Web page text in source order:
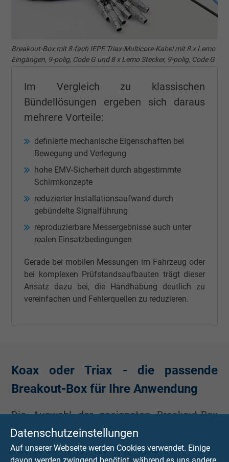
Datenschutzeinstellungen
Auf unserer Webseite werden Cookies verwendet. Einige
davon werden zwingend benötigt, während es uns andere
Breakout-Box mit 8-fach IEPE Triax-Multicore-Kabel mit 8 x Lemo
Eingängen, 9-polig, Code G und 8 x Lemo Stecker, 9-polig, Code G
Im Vergleich zu klassischen
Bündellösungen ergeben sich daraus
mehrere Vorteile:
definierte mechanische Eigenschaften bei
Bewegung und Verlegung
hohe EMV-Sicherheit durch abgestimmte
Schirmkonzepte
reduzierter Installationsaufwand durch
gebündelte Signalführung
reproduzierbare Messergebnisse auch unter
realen Einsatzbedingungen
Gerade bei mobilen Messungen im Fahrzeug oder
bei komplexen Prüfstandsaufbauten trägt dieser
Ansatz dazu bei, die Handhabung deutlich zu
vereinfachen und Fehlerquellen zu reduzieren.
Koax oder Triax - die passende
Breakout-Box für Ihre Anwendung
Die Auswahl der geeigneten Breakout-Box
hängt maßgeblich von der eingesetzten
Sensorik und der jeweiligen Messaufgabe ab.